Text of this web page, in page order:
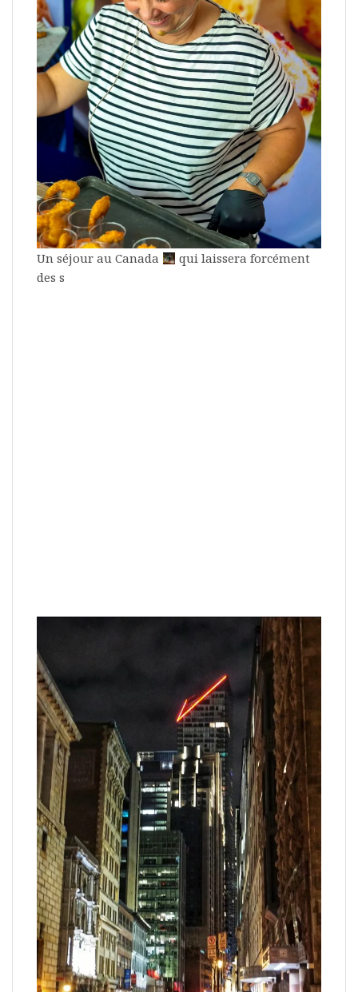
Un séjour au Canada
qui laissera forcément
des s